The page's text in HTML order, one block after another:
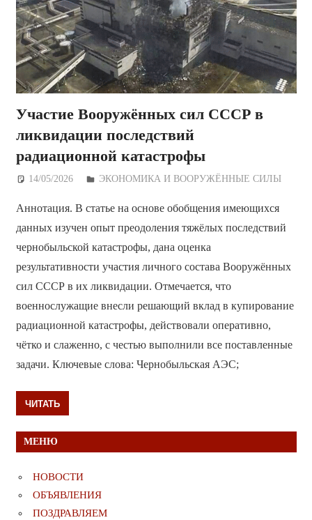
Участие Вооружённых сил СССР в
ликвидации последствий
радиационной катастрофы
14/05/2026 Дежурный по Редакции
ЭКОНОМИКА И ВООРУЖЁННЫЕ СИЛЫ
Аннотация. В статье на основе обобщения имеющихся
данных изучен опыт преодоления тяжёлых последствий
чернобыльской катастрофы, дана оценка
результативности участия личного состава Вооружённых
сил СССР в их ликвидации. Отмечается, что
военнослужащие внесли решающий вклад в купирование
радиационной катастрофы, действовали оперативно,
чётко и слаженно, с честью выполнили все поставленные
задачи. Ключевые слова: Чернобыльская АЭС;
ЧИТАТЬ
МЕНЮ
НОВОСТИ
ОБЪЯВЛЕНИЯ
ПОЗДРАВЛЯЕМ